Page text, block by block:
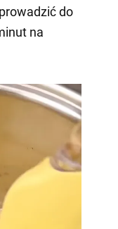
do
na